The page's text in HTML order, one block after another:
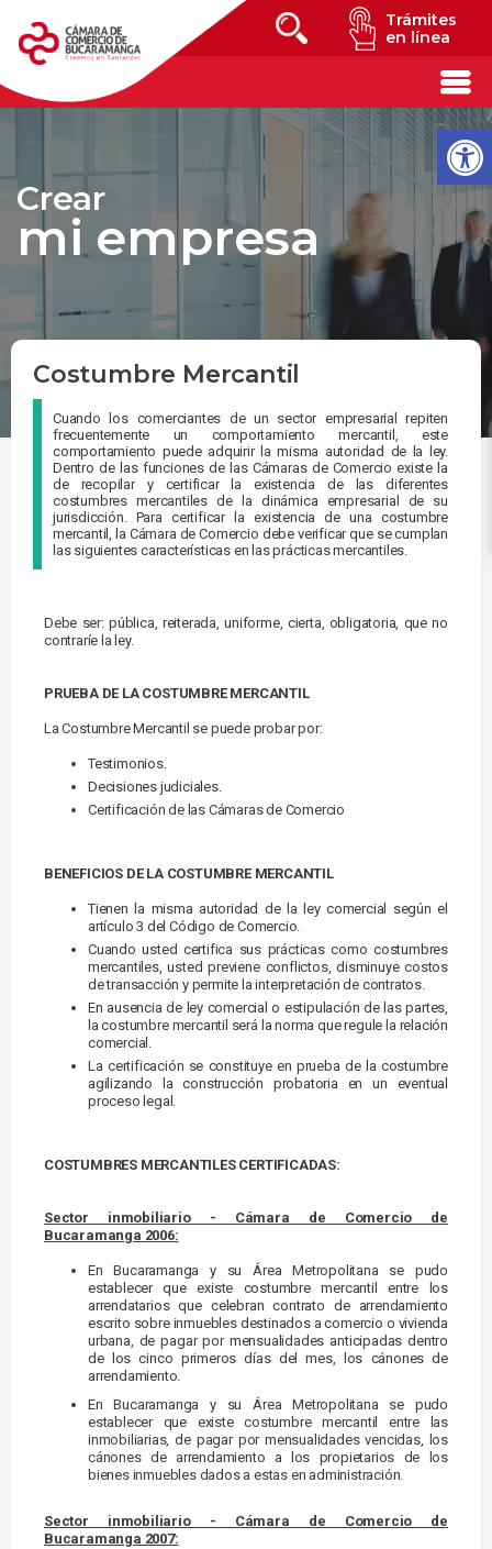
Trámites
en línea
Crear
mi empresa
Costumbre Mercantil
Cuando los comerciantes de un sector empresarial repiten
frecuentemente un comportamiento mercantil, este
comportamiento puede adquirir la misma autoridad de la ley.
Dentro de las funciones de las Cámaras de Comercio existe la
de recopilar y certificar la existencia de las diferentes
costumbres mercantiles de la dinámica empresarial de su
jurisdicción. Para certificar la existencia de una costumbre
mercantil, la Cámara de Comercio debe verificar que se cumplan
las siguientes características en las prácticas mercantiles.
Debe ser: pública, reiterada, uniforme, cierta, obligatoria, que no
contraríe la ley.
PRUEBA DE LA COSTUMBRE MERCANTIL
La Costumbre Mercantil se puede probar por:
Testimonios.
Decisiones judiciales.
Certificación de las Cámaras de Comercio
BENEFICIOS DE LA COSTUMBRE MERCANTIL
Tienen la misma autoridad de la ley comercial según el
artículo 3 del Código de Comercio.
Cuando usted certifica sus prácticas como costumbres
mercantiles, usted previene conflictos, disminuye costos
de transacción y permite la interpretación de contratos.
En ausencia de ley comercial o estipulación de las partes,
la costumbre mercantil será la norma que regule la relación
comercial.
La certificación se constituye en prueba de la costumbre
agilizando la construcción probatoria en un eventual
proceso legal.
COSTUMBRES MERCANTILES CERTIFICADAS:
Sector inmobiliario - Cámara de Comercio de
Bucaramanga 2006:
En Bucaramanga y su Área Metropolitana se pudo
establecer que existe costumbre mercantil entre los
arrendatarios que celebran contrato de arrendamiento
escrito sobre inmuebles destinados a comercio o vivienda
urbana, de pagar por mensualidades anticipadas dentro
de los cinco primeros días del mes, los cánones de
arrendamiento.
En Bucaramanga y su Área Metropolitana se pudo
establecer que existe costumbre mercantil entre las
inmobiliarias, de pagar por mensualidades vencidas, los
cánones de arrendamiento a los propietarios de los
bienes inmuebles dados a estas en administración.
Sector inmobiliario - Cámara de Comercio de
Bucaramanga 2007: